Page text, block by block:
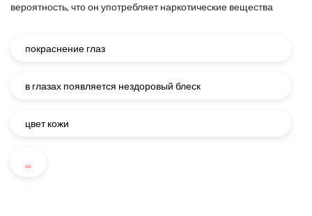
вероятность, что он употребляет наркотические вещества
покраснение глаз
в глазах появляется нездоровый блеск
цвет кожи
...